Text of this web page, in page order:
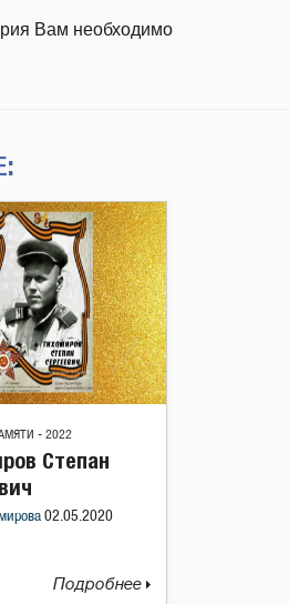
Вам необходимо
- 2022
Степан
02.05.2020
Подробнее